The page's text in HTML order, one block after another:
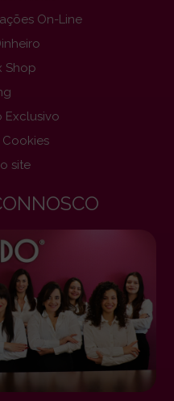
On-Line
Shop
Exclusivo
site